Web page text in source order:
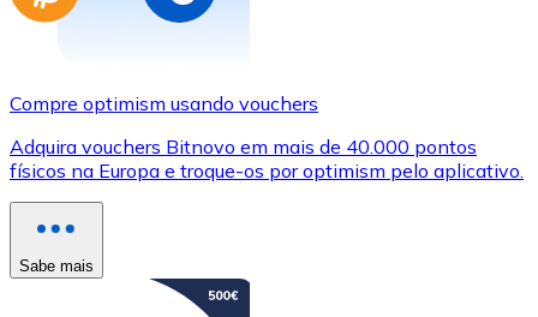
Compre optimism usando vouchers
Adquira vouchers Bitnovo em mais de 40.000 pontos
físicos na Europa e troque-os por optimism pelo aplicativo.
Sabe mais